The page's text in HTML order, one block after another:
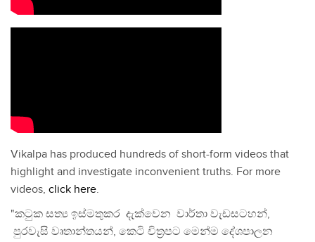
Vikalpa has produced hundreds of short-form videos that
highlight and investigate inconvenient truths. For more
videos, click here.
"කටුක සත්‍ය ඉස්මතුකර දැක්වෙන වාර්තා වැඩසටහන්,
පුරවැසි වෘතාන්තයන්, කෙටි චිත්‍රපට මෙන්ම දේශපාලන